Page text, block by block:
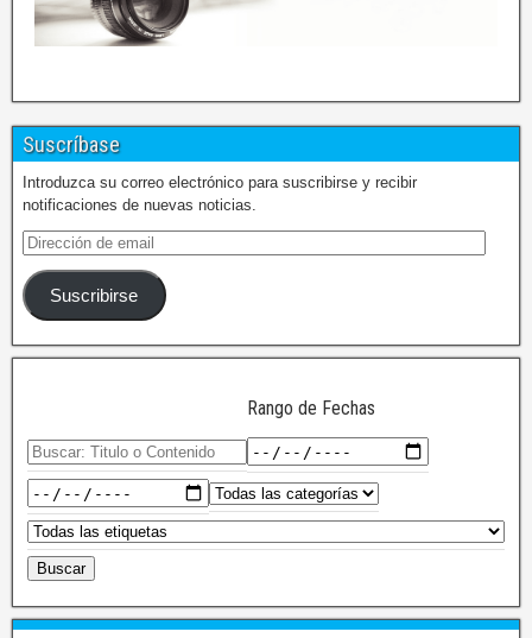
Suscríbase
Introduzca su correo electrónico para suscribirse y recibir
notificaciones de nuevas noticias.
Suscribirse
Rango de Fechas